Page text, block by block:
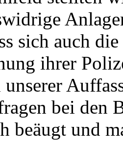
sich auch
ihrer
unserer
bei den
beäugt und